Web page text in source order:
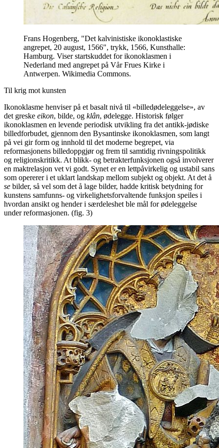
Frans Hogenberg, "Det kalvinistiske ikonoklastiske
angrepet, 20 august, 1566", trykk, 1566, Kunsthalle:
Hamburg. Viser startskuddet for ikonoklasmen i
Nederland med angrepet på Vår Frues Kirke i
Antwerpen. Wikimedia Commons.
Til krig mot kunsten
Ikonoklasme henviser på et basalt nivå til «billedødeleggelse», av
det greske eikon, bilde, og klân, ødelegge. Historisk følger
ikonoklasmen en levende periodisk utvikling fra det antikk-jødiske
billedforbudet, gjennom den Bysantinske ikonoklasmen, som langt
på vei gir form og innhold til det moderne begrepet, via
reformasjonens billedoppgjør og frem til samtidig rivningspolitikk
og religionskritikk. At blikk- og betrakterfunksjonen også involverer
en maktrelasjon vet vi godt. Synet er en lettpåvirkelig og ustabil sans
som opererer i et uklart landskap mellom subjekt og objekt. At det å
se bilder, så vel som det å lage bilder, hadde kritisk betydning for
kunstens samfunns- og virkelighetsforvaltende funksjon speiles i
hvordan ansikt og hender i særdeleshet ble mål for ødeleggelse
under reformasjonen. (fig. 3)